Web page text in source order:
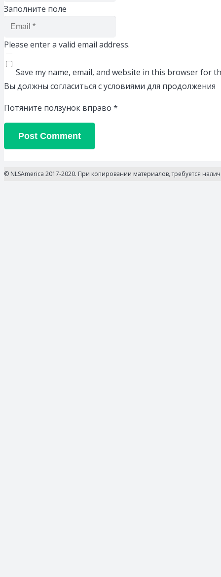
Заполните поле
Please enter a valid email address.
Save my name, email, and website in this browser for
Вы должны согласиться с условиями для продолжения
Потяните ползунок вправо *
Post Comment
© NLSAmerica 2017-2020. При копировании материалов, требуется